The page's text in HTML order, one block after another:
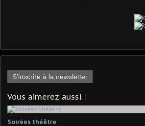
S'inscrire à la newsletter
Vous aimerez aussi :
Soirées théâtre